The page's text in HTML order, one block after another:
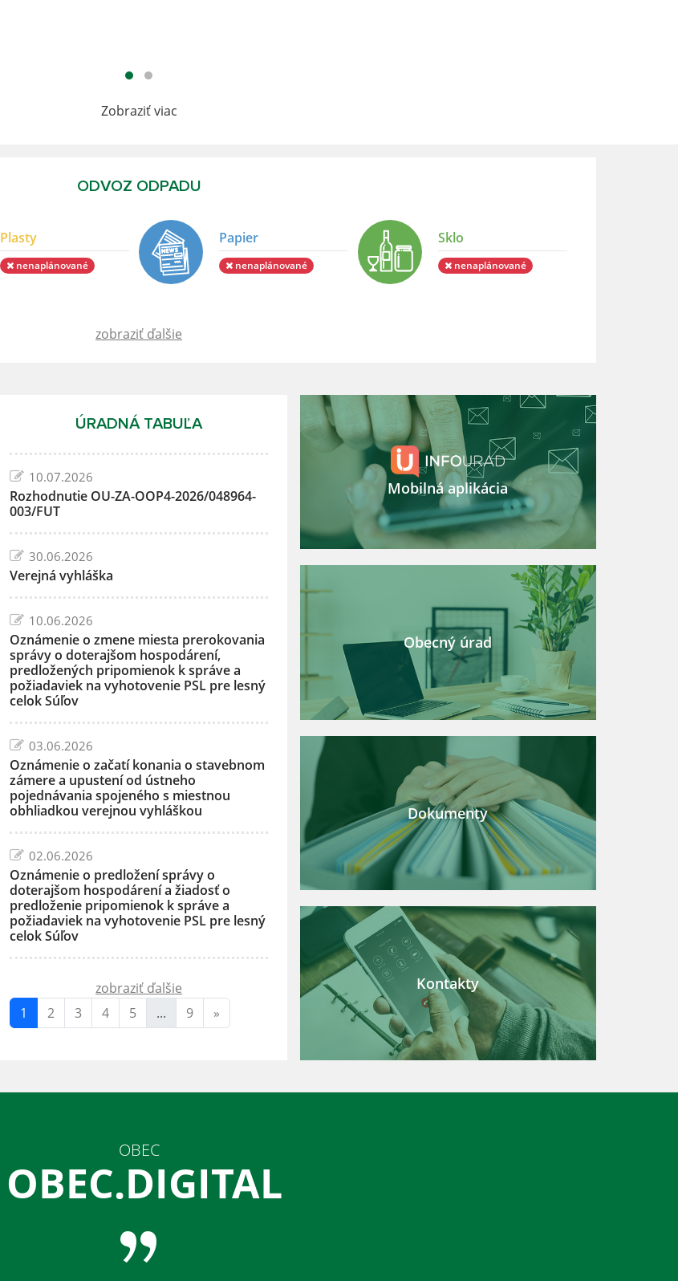
Zobraziť viac
ODVOZ ODPADU
Plasty
nenaplánované
Papier
nenaplánované
Sklo
nenaplánované
zobraziť ďalšie
ÚRADNÁ TABUĽA
10.07.2026
Rozhodnutie OU-ZA-OOP4-2026/048964-
003/FUT
30.06.2026
Verejná vyhláška
10.06.2026
Oznámenie o zmene miesta prerokovania
správy o doterajšom hospodárení,
predložených pripomienok k správe a
požiadaviek na vyhotovenie PSL pre lesný
celok Súľov
03.06.2026
Oznámenie o začatí konania o stavebnom
zámere a upustení od ústneho
pojednávania spojeného s miestnou
obhliadkou verejnou vyhláškou
02.06.2026
Oznámenie o predložení správy o
doterajšom hospodárení a žiadosť o
predloženie pripomienok k správe a
požiadaviek na vyhotovenie PSL pre lesný
celok Súľov
zobraziť ďalšie
1
2 3 4 5 ... 9 »
Mobilná aplikácia
Obecný úrad
Dokumenty
Kontakty
OBEC
OBEC.DIGITAL